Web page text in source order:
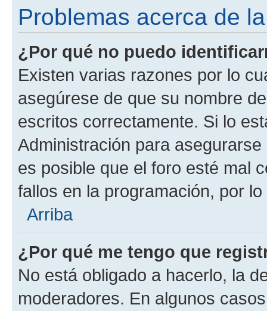
Problemas acerca de
¿Por qué no puedo
Existen varias razones por lo
asegúrese de que su nombre
escritos correctamente. Si lo
Administración para
es posible que el foro esté mal
fallos en la programación, por
Arriba
¿Por qué me tengo que
No está obligado a hacerlo, la
moderadores. En algunos